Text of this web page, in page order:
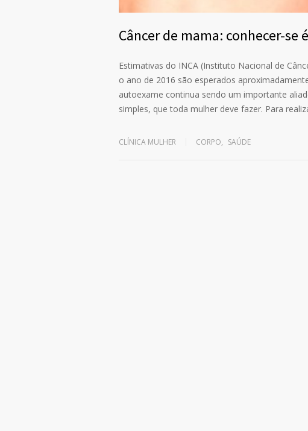
Câncer de mama: conhecer-se
Estimativas do INCA (Instituto Nacional de
o ano de 2016 são esperados
autoexame continua sendo um importante
simples, que toda mulher deve fazer. Para
CLÍNICA MULHER CORPO, SAÚDE